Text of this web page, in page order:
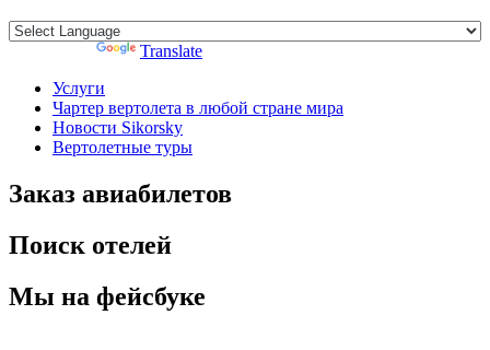
Translate
Услуги
Чартер вертолета в любой стране мира
Новости Sikorsky
Вертолетные туры
Заказ авиабилетов
Поиск отелей
Мы на фейсбуке